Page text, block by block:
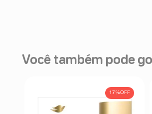
Você também pode
17%OFF